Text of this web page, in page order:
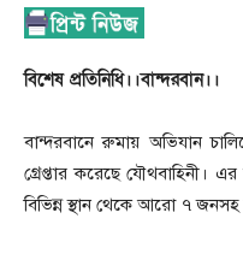
বিশেষ প্রতিনিধি।।বান্দরবান।।
বান্দরবানে রুমায় অভিযান
গ্রেপ্তার করেছে
বিভিন্ন স্থান থেকে আরো ৭